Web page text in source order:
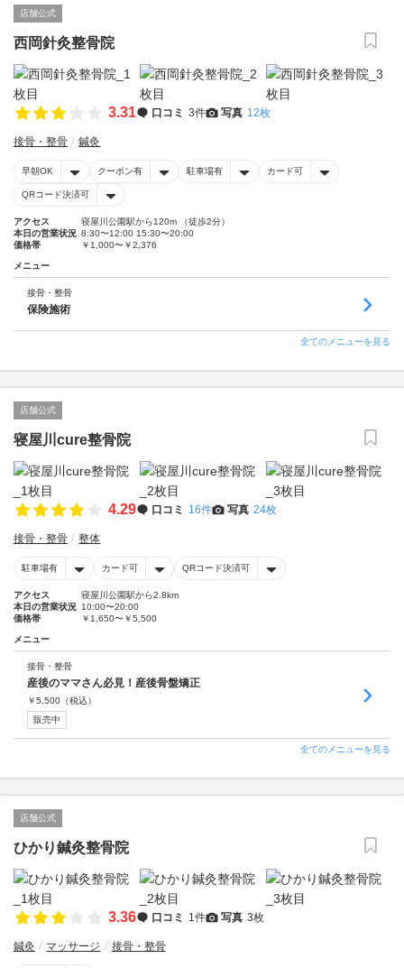
店舗公式
西岡針灸整骨院
3.31 口コミ 3件 写真 12枚
接骨・整骨 鍼灸
早朝OK クーポン有 駐車場有 カード可
QRコード決済可
アクセス
寝屋川公園駅から120m （徒歩2分）
本日の営業状況 8:30〜12:00 15:30〜20:00
価格帯
￥1,000〜￥2,376
メニュー
接骨・整骨
保険施術
全てのメニューを見る
店舗公式
寝屋川cure整骨院
4.29 口コミ 16件 写真 24枚
接骨・整骨 整体
駐車場有 カード可 QRコード決済可
アクセス
寝屋川公園駅から2.8km
本日の営業状況 10:00〜20:00
価格帯
￥1,650〜￥5,500
メニュー
接骨・整骨
産後のママさん必見！産後骨盤矯正
￥5,500 （税込）
販売中
全てのメニューを見る
店舗公式
ひかり鍼灸整骨院
3.36 口コミ 1件 写真 3枚
鍼灸 マッサージ 接骨・整骨